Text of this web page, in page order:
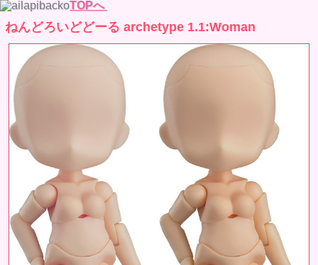
TOPへ
ねんどろいどどーる archetype 1.1:Woman